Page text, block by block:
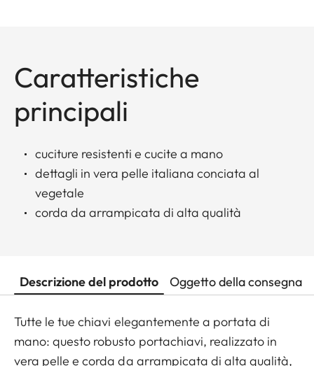
Caratteristiche
principali
cuciture resistenti e cucite a mano
dettagli in vera pelle italiana conciata al
vegetale
corda da arrampicata di alta qualità
Descrizione del prodotto Oggetto della consegna
Tutte le tue chiavi elegantemente a portata di
mano: questo robusto portachiavi, realizzato in
vera pelle e corda da arrampicata di alta qualità,